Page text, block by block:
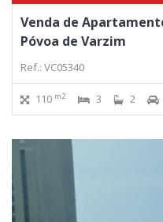
Venda de
Póvoa de Varzim
Ref.: VC05340
110 m2 3 2